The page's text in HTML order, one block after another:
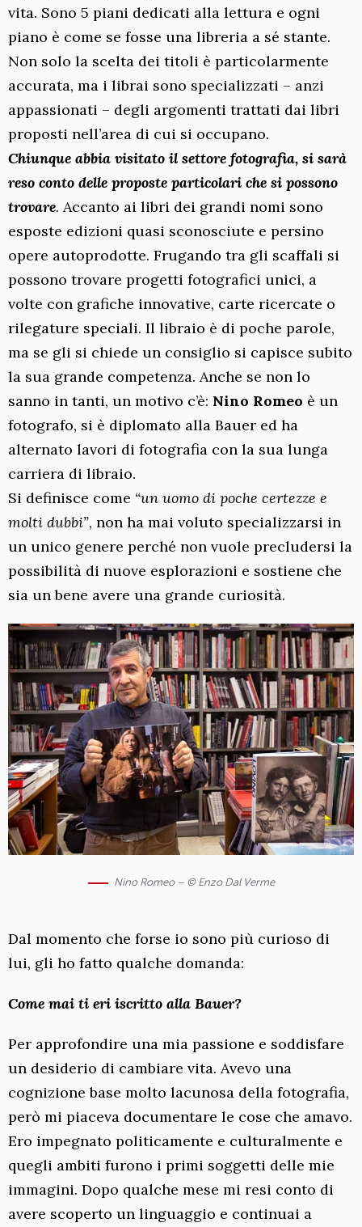
vita. Sono 5 piani dedicati alla lettura e ogni
piano è come se fosse una libreria a sé stante.
Non solo la scelta dei titoli è particolarmente
accurata, ma i librai sono specializzati – anzi
appassionati – degli argomenti trattati dai libri
proposti nell’area di cui si occupano.
Chiunque abbia visitato il settore fotografia, si sarà
reso conto delle proposte particolari che si possono
trovare. Accanto ai libri dei grandi nomi sono
esposte edizioni quasi sconosciute e persino
opere autoprodotte. Frugando tra gli scaffali si
possono trovare progetti fotografici unici, a
volte con grafiche innovative, carte ricercate o
rilegature speciali. Il libraio è di poche parole,
ma se gli si chiede un consiglio si capisce subito
la sua grande competenza. Anche se non lo
sanno in tanti, un motivo c’è: Nino Romeo è un
fotografo, si è diplomato alla Bauer ed ha
alternato lavori di fotografia con la sua lunga
carriera di libraio.
Si definisce come “un uomo di poche certezze e
molti dubbi”, non ha mai voluto specializzarsi in
un unico genere perché non vuole precludersi la
possibilità di nuove esplorazioni e sostiene che
sia un bene avere una grande curiosità.
Nino Romeo – © Enzo Dal Verme
Dal momento che forse io sono più curioso di
lui, gli ho fatto qualche domanda:
Come mai ti eri iscritto alla Bauer?
Per approfondire una mia passione e soddisfare
un desiderio di cambiare vita. Avevo una
cognizione base molto lacunosa della fotografia,
però mi piaceva documentare le cose che amavo.
Ero impegnato politicamente e culturalmente e
quegli ambiti furono i primi soggetti delle mie
immagini. Dopo qualche mese mi resi conto di
avere scoperto un linguaggio e continuai a